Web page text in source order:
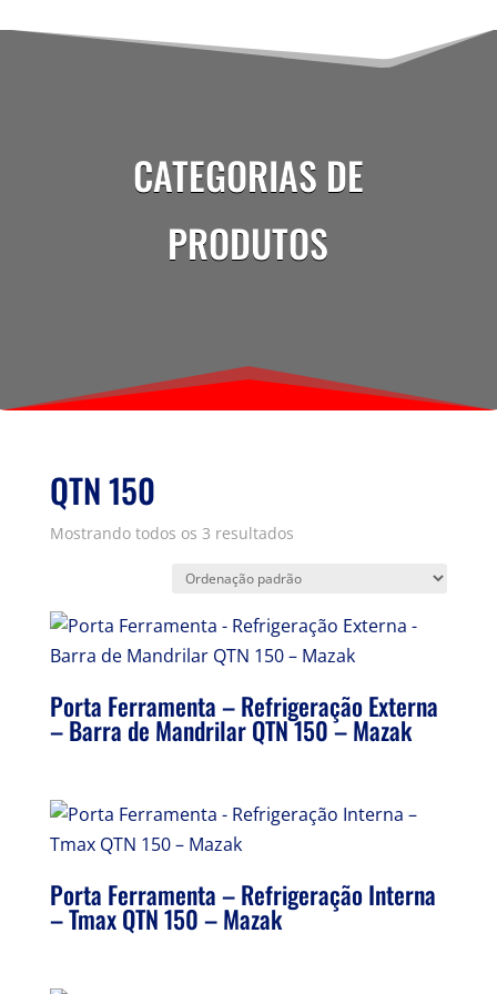
CATEGORIAS DE
PRODUTOS
QTN 150
Mostrando todos os 3 resultados
Porta Ferramenta – Refrigeração Externa
– Barra de Mandrilar QTN 150 – Mazak
Porta Ferramenta – Refrigeração Interna
– Tmax QTN 150 – Mazak